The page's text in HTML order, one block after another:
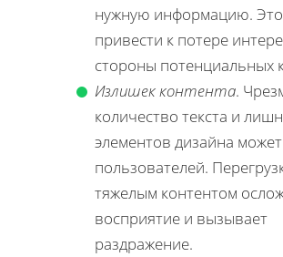
нужную информацию.
привести к потере
стороны потенциальных
Излишек контента.
количество текста и
элементов дизайна может
пользователей.
тяжелым контентом
восприятие и вызывает
раздражение.